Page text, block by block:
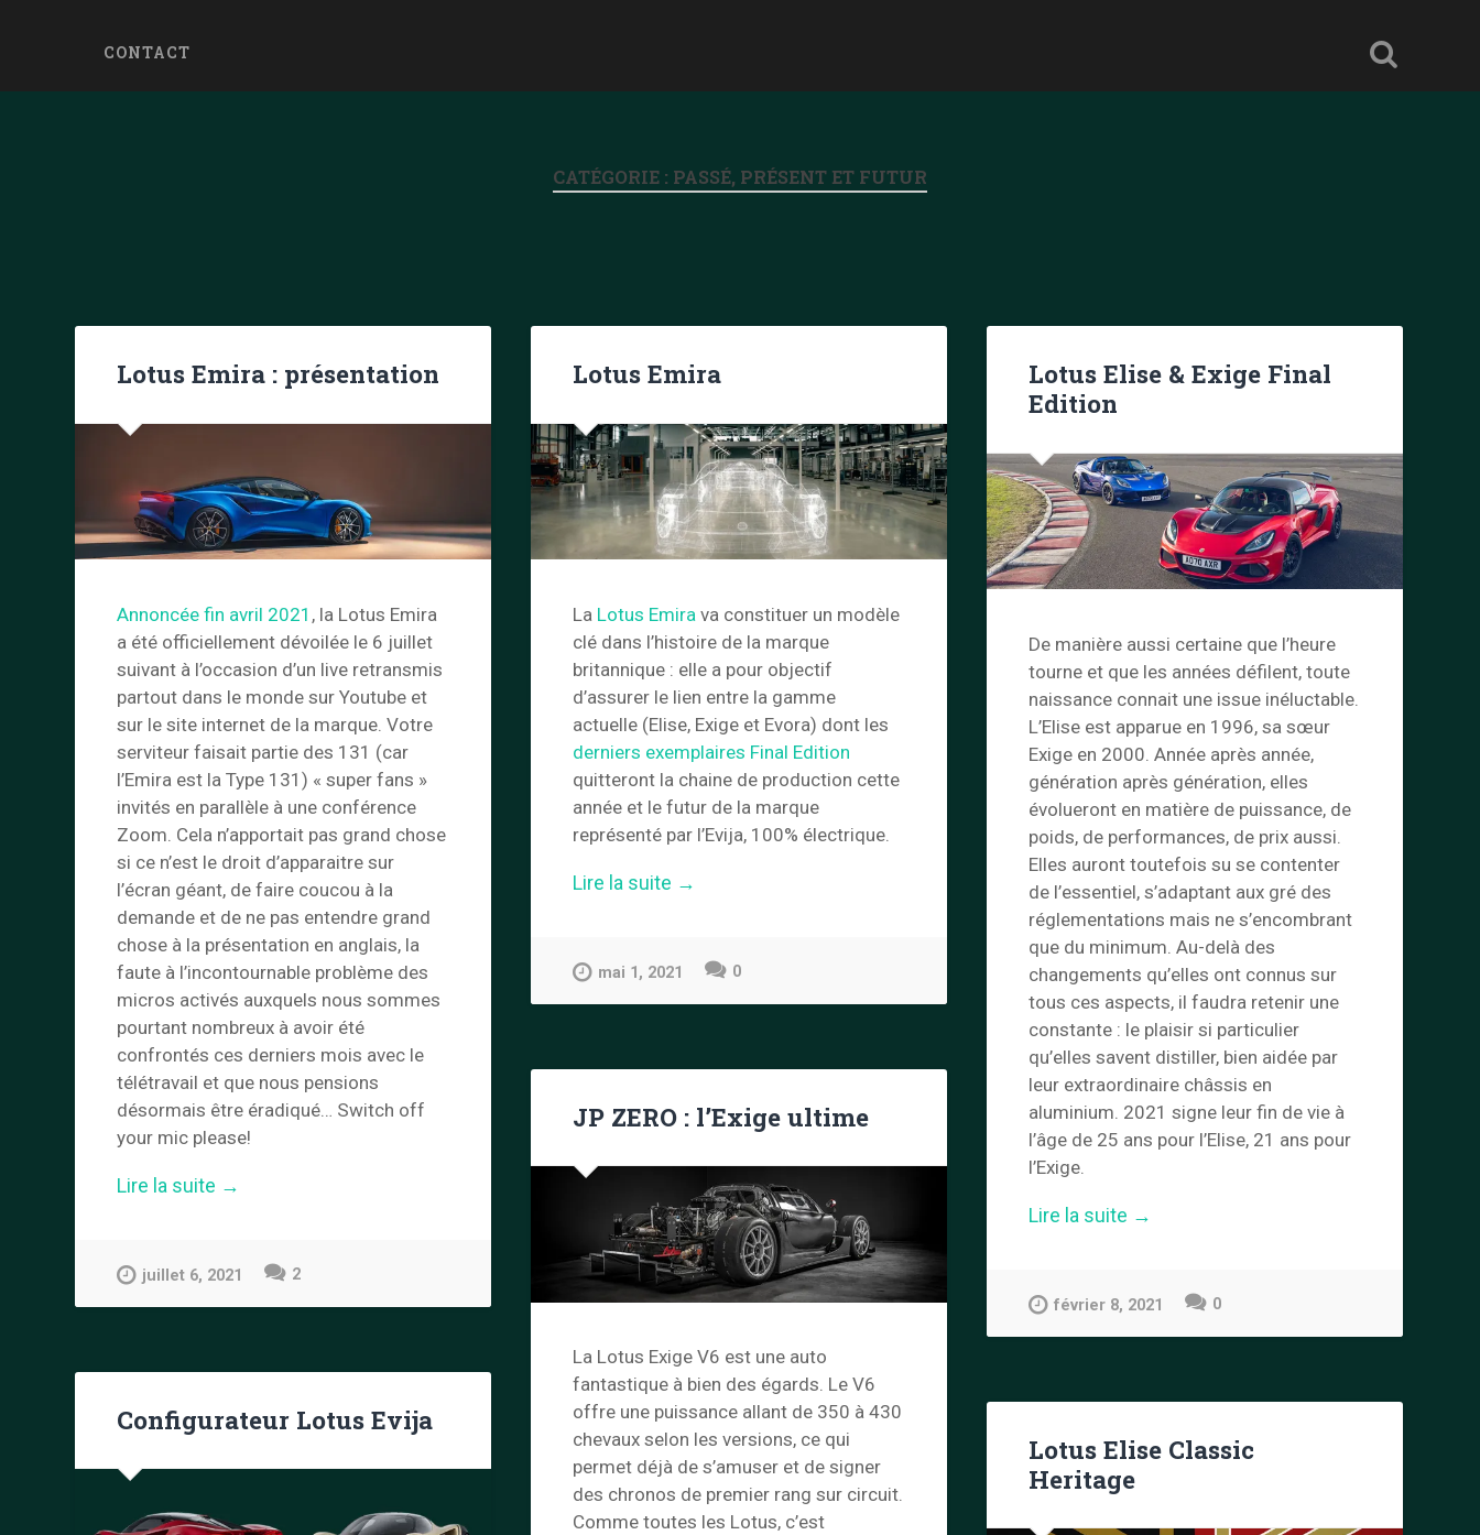
CONTACT
CATÉGORIE : PASSÉ, PRÉSENT ET FUTUR
Lotus Emira : présentation
Annoncée fin avril 2021 , la Lotus Emira
a été officiellement dévoilée le 6 juillet
suivant à l’occasion d’un live retransmis
partout dans le monde sur Youtube et
sur le site internet de la marque. Votre
serviteur faisait partie des 131 (car
l’Emira est la Type 131) « super fans »
invités en parallèle à une conférence
Zoom. Cela n’apportait pas grand chose
si ce n’est le droit d’apparaitre sur
l’écran géant, de faire coucou à la
demande et de ne pas entendre grand
chose à la présentation en anglais, la
faute à l’incontournable problème des
micros activés auxquels nous sommes
pourtant nombreux à avoir été
confrontés ces derniers mois avec le
télétravail et que nous pensions
désormais être éradiqué… Switch off
your mic please!
Lire la suite « Lotus
→
juillet 6, 2021 2
Lotus Emira
La Lotus Emira va constituer un modèle
clé dans l’histoire de la marque
britannique : elle a pour objectif
d’assurer le lien entre la gamme
actuelle (Elise, Exige et Evora) dont les
derniers exemplaires Final Edition
quitteront la chaine de production cette
année et le futur de la marque
représenté par l’Evija, 100% électrique.
Lire la suite « Lotus
→
mai 1, 2021 0
Lotus Elise & Exige Final
Edition
De manière aussi certaine que l’heure
tourne et que les années défilent, toute
naissance connait une issue inéluctable.
L’Elise est apparue en 1996, sa sœur
Exige en 2000. Année après année,
génération après génération, elles
évolueront en matière de puissance, de
poids, de performances, de prix aussi.
Elles auront toutefois su se contenter
de l’essentiel, s’adaptant aux gré des
réglementations mais ne s’encombrant
que du minimum. Au-delà des
changements qu’elles ont connus sur
tous ces aspects, il faudra retenir une
constante : le plaisir si particulier
qu’elles savent distiller, bien aidée par
leur extraordinaire châssis en
aluminium. 2021 signe leur fin de vie à
l’âge de 25 ans pour l’Elise, 21 ans pour
l’Exige.
Lire la suite « Lotus
Final
→
février 8, 2021 0
JP ZERO : l’Exige ultime
La Lotus Exige V6 est une auto
fantastique à bien des égards. Le V6
offre une puissance allant de 350 à 430
chevaux selon les versions, ce qui
permet déjà de s’amuser et de signer
des chronos de premier rang sur circuit.
Comme toutes les Lotus, c’est
Configurateur Lotus Evija
Lotus Elise Classic
Heritage